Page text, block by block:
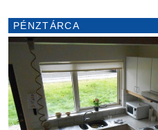
PÉNZTÁRCA